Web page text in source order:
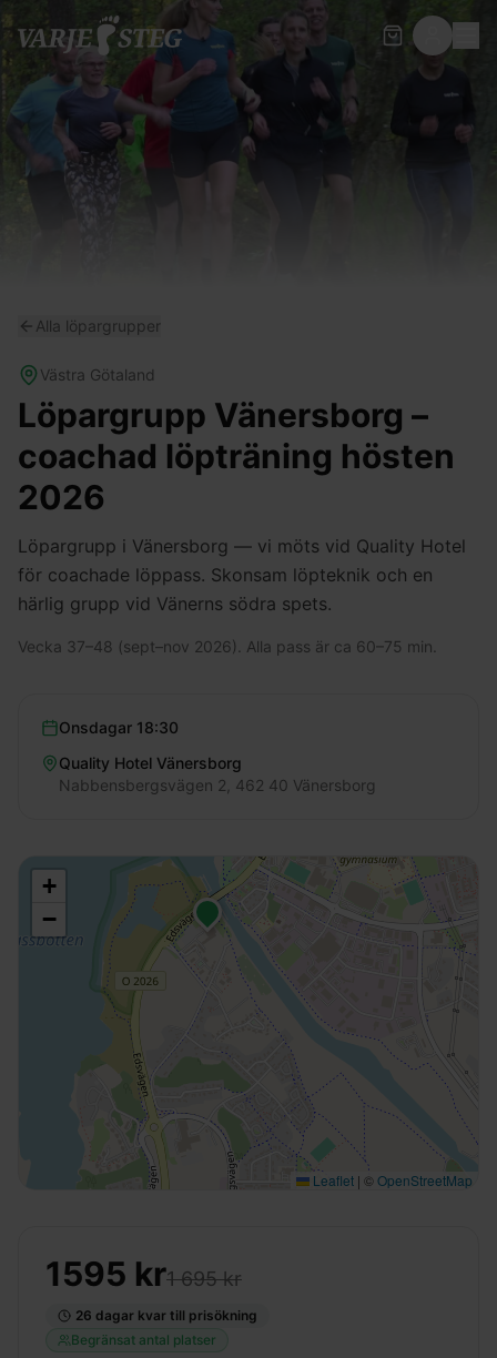
Alla löpargrupper
Västra Götaland
Löpargrupp Vänersborg –
coachad löpträning hösten
2026
Löpargrupp i Vänersborg — vi möts vid Quality Hotel
för coachade löppass. Skonsam löpteknik och en
härlig grupp vid Vänerns södra spets.
Vecka 37–48 (sept–nov 2026). Alla pass är ca 60–75 min.
Onsdagar 18:30
Quality Hotel Vänersborg
Nabbensbergsvägen 2, 462 40 Vänersborg
+
−
Leaflet | ©OpenStreetMap
1595 kr1 695 kr
26 dagar kvar till prisökning
Begränsat antal platser